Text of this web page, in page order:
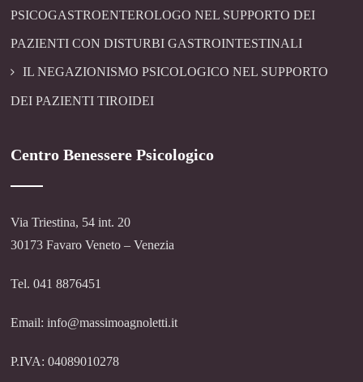
PSICOGASTROENTEROLOGO NEL SUPPORTO DEI
PAZIENTI CON DISTURBI GASTROINTESTINALI
IL NEGAZIONISMO PSICOLOGICO NEL SUPPORTO
DEI PAZIENTI TIROIDEI
Centro Benessere Psicologico
Via Triestina, 54 int. 20
30173 Favaro Veneto – Venezia
Tel. 041 8876451
Email: info@massimoagnoletti.it
P.IVA: 04089010278